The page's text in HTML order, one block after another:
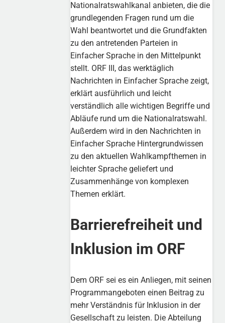
Nationalratswahlkanal anbieten, die die
grundlegenden Fragen rund um die
Wahl beantwortet und die Grundfakten
zu den antretenden Parteien in
Einfacher Sprache in den Mittelpunkt
stellt. ORF III, das werktäglich
Nachrichten in Einfacher Sprache zeigt,
erklärt ausführlich und leicht
verständlich alle wichtigen Begriffe und
Abläufe rund um die Nationalratswahl.
Außerdem wird in den Nachrichten in
Einfacher Sprache Hintergrundwissen
zu den aktuellen Wahlkampfthemen in
leichter Sprache geliefert und
Zusammenhänge von komplexen
Themen erklärt.
Barrierefreiheit und
Inklusion im ORF
Dem ORF sei es ein Anliegen, mit seinen
Programmangeboten einen Beitrag zu
mehr Verständnis für Inklusion in der
Gesellschaft zu leisten. Die Abteilung